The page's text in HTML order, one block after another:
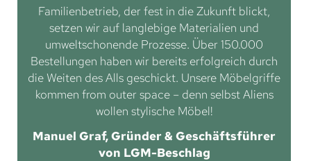
Familienbetrieb, der fest in die Zukunft blickt,
setzen wir auf langlebige Materialien und
umweltschonende Prozesse. Über 150.000
Bestellungen haben wir bereits erfolgreich durch
die Weiten des Alls geschickt. Unsere Möbelgriffe
kommen from outer space – denn selbst Aliens
wollen stylische Möbel!
Manuel Graf, Gründer & Geschäftsführer
von LGM-Beschlag